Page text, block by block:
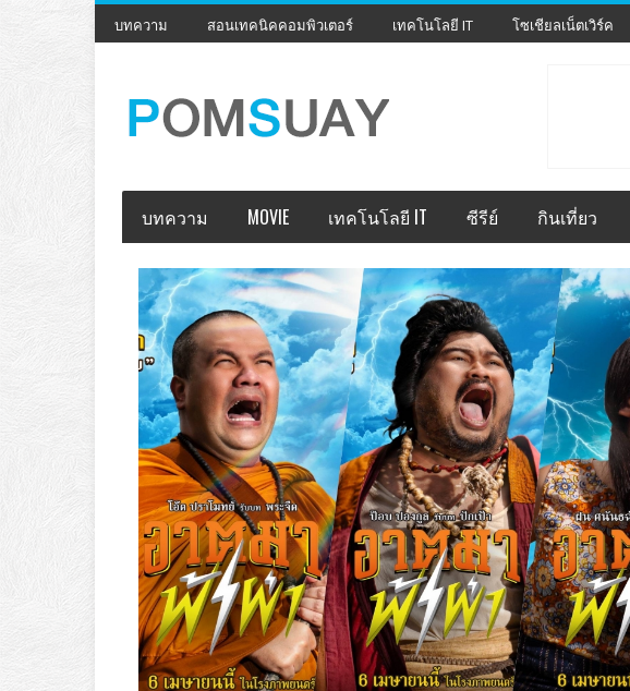
บทความ สอนเทคนิคคอมพิวเตอร์ เทคโนโลยี IT โซเชียลเน็ตเวิร์ค
บทความ MOVIE เทคโนโลยี IT ซีรีย์ กินเที่ยว